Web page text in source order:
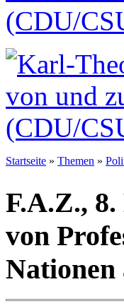
Startseite » Themen »
F.A.Z.,
von
Nationen